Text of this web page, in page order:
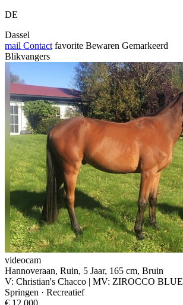
DE
Dassel
mail Contact favorite Bewaren Gemarkeerd
Blikvangers
videocam
Hannoveraan, Ruin, 5 Jaar, 165 cm, Bruin
V: Christian's Chacco | MV: ZIROCCO BLUE
Springen · Recreatief
€ 12.000